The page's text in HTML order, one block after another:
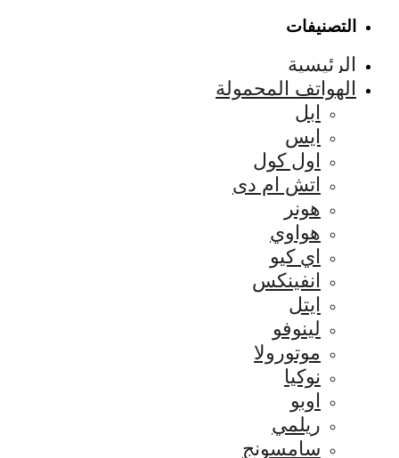
التصنيفات
الرئيسية
الهواتف المحمولة
ابل
ايس
اول كول
اتش ام دى
هونر
هواوي
اي كيو
انفينكس
ايتل
لينوفو
موتورولا
نوكيا
اوبو
ريلمي
سامسونج